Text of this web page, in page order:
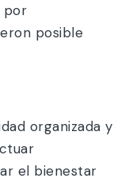
por
posible
organizada y
actuar
el bienestar